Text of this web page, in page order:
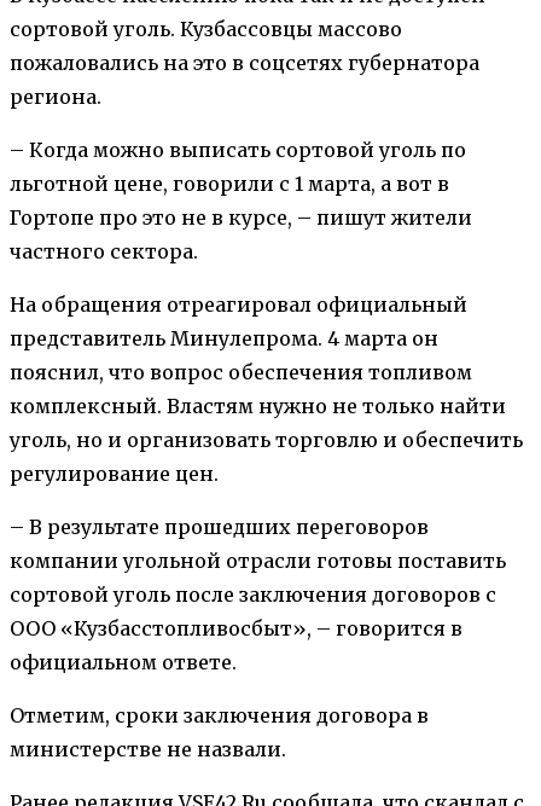
сортовой уголь. Кузбассовцы массово
пожаловались на это в соцсетях губернатора
региона.
– Когда можно выписать сортовой уголь по
льготной цене, говорили с 1 марта, а вот в
Гортопе про это не в курсе, – пишут жители
частного сектора.
На обращения отреагировал официальный
представитель Минулепрома. 4 марта он
пояснил, что вопрос обеспечения топливом
комплексный. Властям нужно не только найти
уголь, но и организовать торговлю и обеспечить
регулирование цен.
– В результате прошедших переговоров
компании угольной отрасли готовы поставить
сортовой уголь после заключения договоров с
ООО «Кузбасстопливосбыт», – говорится в
официальном ответе.
Отметим, сроки заключения договора в
министерстве не назвали.